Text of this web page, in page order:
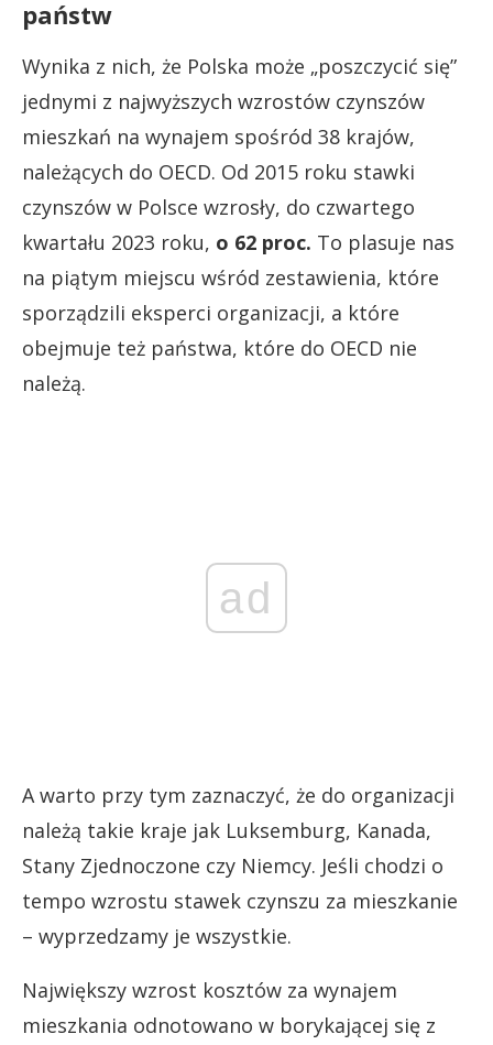
państw
Wynika z nich, że Polska może „poszczycić się”
jednymi z najwyższych wzrostów czynszów
mieszkań na wynajem spośród 38 krajów,
należących do OECD. Od 2015 roku stawki
czynszów w Polsce wzrosły, do czwartego
kwartału 2023 roku, o 62 proc. To plasuje nas
na piątym miejscu wśród zestawienia, które
sporządzili eksperci organizacji, a które
obejmuje też państwa, które do OECD nie
należą.
ad
A warto przy tym zaznaczyć, że do organizacji
należą takie kraje jak Luksemburg, Kanada,
Stany Zjednoczone czy Niemcy. Jeśli chodzi o
tempo wzrostu stawek czynszu za mieszkanie
– wyprzedzamy je wszystkie.
Największy wzrost kosztów za wynajem
mieszkania odnotowano w borykającej się z